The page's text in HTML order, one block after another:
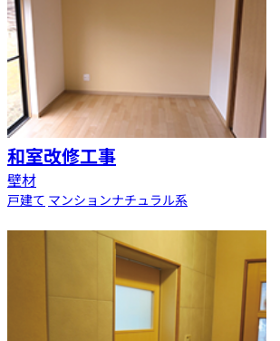
和室改修工事
壁材
戸建て マンションナチュラル系